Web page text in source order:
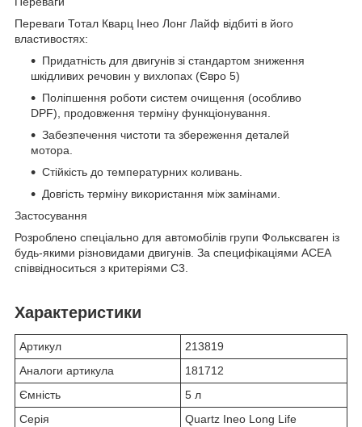
Переваги Тотал Кварц Інео Лонг Лайф відбиті в його
властивостях:
Придатність для двигунів зі стандартом зниження
шкідливих речовин у вихлопах (Євро 5)
Поліпшення роботи систем очищення (особливо
DPF), продовження терміну функціонування.
Забезпечення чистоти та збереження деталей
мотора.
Стійкість до температурних коливань.
Довгість терміну використання між замінами.
Застосування
Розроблено спеціально для автомобілів групи Фольксваген із
будь-якими різновидами двигунів. За специфікаціями АСЕА
співвідноситься з критеріями С3.
Характеристики
Артикул
213819
Аналоги артикула
181712
Ємність
5 л
Серія
Quartz Ineo Long Life